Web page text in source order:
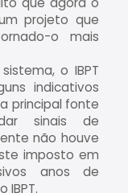
projeto que
o mais
o IBPT
indicativos
principal fonte
sinais de
não houve
imposto em
anos de
IBPT.